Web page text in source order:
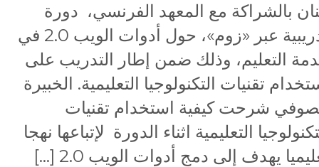
بالشراكة مع المعهد الفرنسي، دورة
تدريبية عبر «زوم»، حول أدوات الويب 2.0 في
التعليم، وذلك ضمن إطار التدريب على
تقنيات التكنولوجيا التعليمية. الخبيرة
شرحت كيفية استخدام تقنيات
التعليمية اثناء الدورة لإتباعها نهجا
يهدف إلى دمج أدوات الويب 2.0 […]